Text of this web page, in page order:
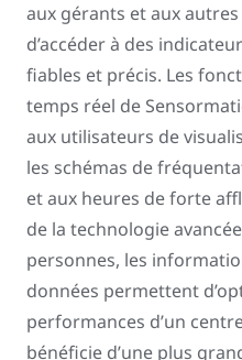
aux gérants et aux
d’accéder à des
fiables et précis. Les
temps réel de
aux utilisateurs de
les schémas de
et aux heures de forte
de la technologie
personnes, les
données permettent
performances d’un
bénéficie d’une plus